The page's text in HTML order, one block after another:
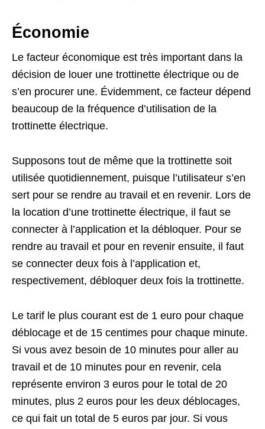
Économie
Le facteur économique est très important dans la
décision de louer une trottinette électrique ou de
s’en procurer une. Évidemment, ce facteur dépend
beaucoup de la fréquence d’utilisation de la
trottinette électrique.
Supposons tout de même que la trottinette soit
utilisée quotidiennement, puisque l’utilisateur s’en
sert pour se rendre au travail et en revenir. Lors de
la location d’une trottinette électrique, il faut se
connecter à l’application et la débloquer. Pour se
rendre au travail et pour en revenir ensuite, il faut
se connecter deux fois à l’application et,
respectivement, débloquer deux fois la trottinette.
Le tarif le plus courant est de 1 euro pour chaque
déblocage et de 15 centimes pour chaque minute.
Si vous avez besoin de 10 minutes pour aller au
travail et de 10 minutes pour en revenir, cela
représente environ 3 euros pour le total de 20
minutes, plus 2 euros pour les deux déblocages,
ce qui fait un total de 5 euros par jour. Si vous